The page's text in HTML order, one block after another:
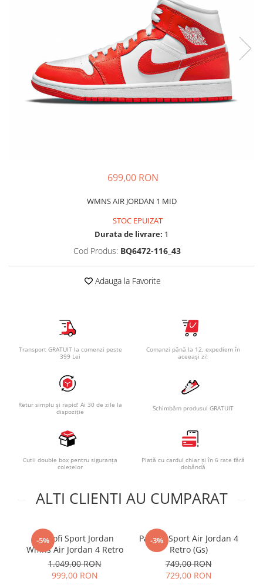
Pantaloni scurti Copii
Accesorii
Ingrijire incaltaminte
699,00 RON
WMNS AIR JORDAN 1 MID
STOC EPUIZAT
Durata de livrare: 1
Cod Produs: BQ6472-116_43
Adauga la Favorite
Transport GRATUIT la comenzi peste
399 Lei
Comanzi până la 12, expediem în
aceeași zi!
Retur simplu și rapid! Ai 30 de zile la
dispoziție
Schimbăm produsul GRATUIT
Cutii double box pentru siguranța
coletelor
Plată cu cardul chiar și în 6 rate fără
dobândă
ALTI CLIENTI AU CUMPARAT
-5%
Pantofi Sport Jordan
Wmns Air Jordan 4 Retro
1.049,00 RON
999,00 RON
-3%
Pantofi Sport Air Jordan 4
Retro (Gs)
749,00 RON
729,00 RON